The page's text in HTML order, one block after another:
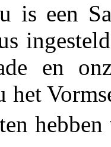
is een
en
hebben